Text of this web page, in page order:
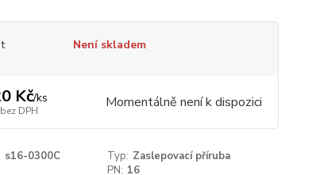
Není skladem
Kč/ks
bez DPH Momentálně není k dispozici
s16-0300C Typ: Zaslepovací příruba
PN: 16